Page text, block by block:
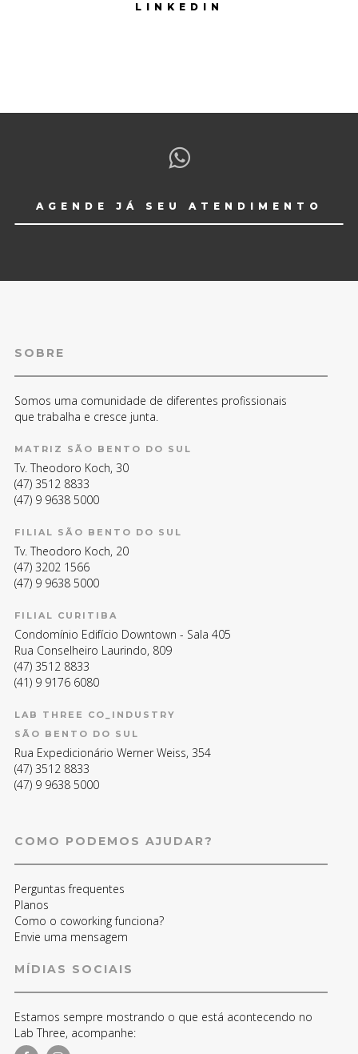
LINKEDIN
AGENDE JÁ SEU ATENDIMENTO
SOBRE
Somos uma comunidade de diferentes profissionais
que trabalha e cresce junta.
MATRIZ SÃO BENTO DO SUL
Tv. Theodoro Koch, 30
(47) 3512 8833
(47) 9 9638 5000
FILIAL SÃO BENTO DO SUL
Tv. Theodoro Koch, 20
(47) 3202 1566
(47) 9 9638 5000
FILIAL CURITIBA
Condomínio Edifício Downtown - Sala 405
Rua Conselheiro Laurindo, 809
(47) 3512 8833
(41) 9 9176 6080
LAB THREE CO_INDUSTRY
SÃO BENTO DO SUL
Rua Expedicionário Werner Weiss, 354
(47) 3512 8833
(47) 9 9638 5000
COMO PODEMOS AJUDAR?
Perguntas frequentes
Planos
Como o coworking funciona?
Envie uma mensagem
MÍDIAS SOCIAIS
Estamos sempre mostrando o que está acontecendo no
Lab Three, acompanhe: